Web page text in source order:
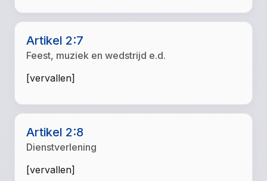
Artikel 2:7
Feest, muziek en wedstrijd e.d.
[vervallen]
Artikel 2:8
Dienstverlening
[vervallen]